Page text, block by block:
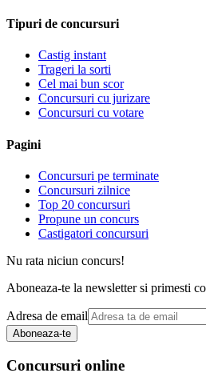
Tipuri de concursuri
Castig instant
Trageri la sorti
Cel mai bun scor
Concursuri cu jurizare
Concursuri cu votare
Pagini
Concursuri pe terminate
Concursuri zilnice
Top 20 concursuri
Propune un concurs
Castigatori concursuri
Nu rata niciun concurs!
Aboneaza-te la newsletter si primesti
Adresa de email
Aboneaza-te
Concursuri online